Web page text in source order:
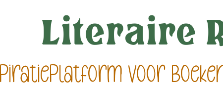
Literaire
voor